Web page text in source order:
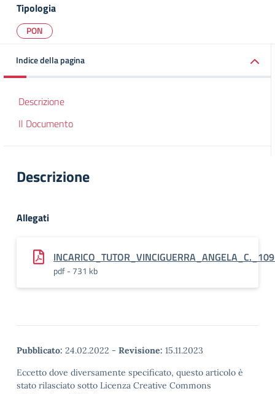
Tipologia
PON
Indice della pagina
Descrizione
Il Documento
Descrizione
Allegati
pdf - 731 kb
Pubblicato: 24.02.2022 - Revisione: 15.11.2023
Eccetto dove diversamente specificato, questo articolo è
stato rilasciato sotto Licenza Creative Commons